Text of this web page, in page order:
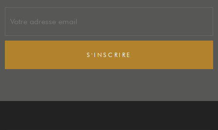
S'INSCRIRE